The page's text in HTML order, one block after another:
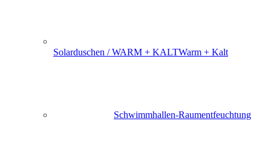
Solarduschen / WARM + KALTWarm + Kalt
Schwimmhallen-Raumentfeuchtung